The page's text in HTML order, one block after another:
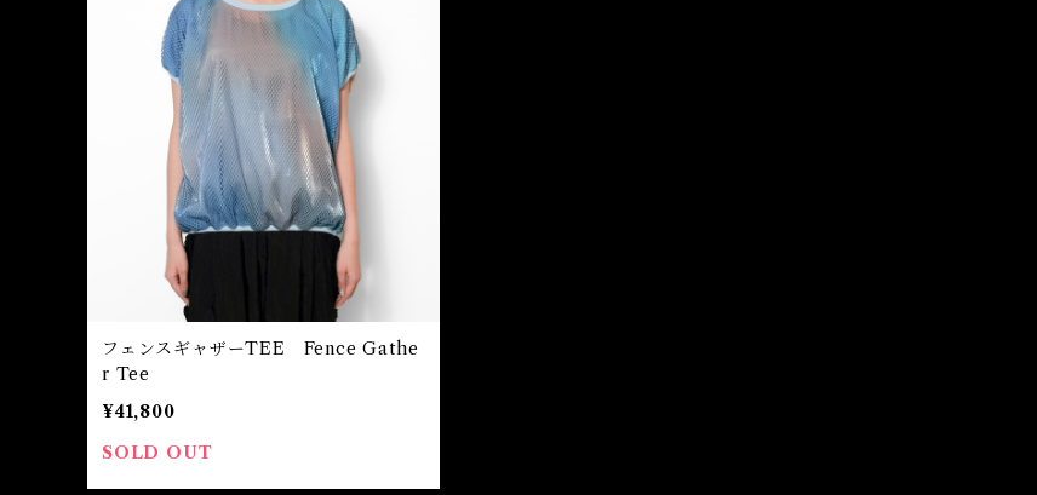
フェンスギャザーTEE Fence Gathe
r Tee
¥41,800
SOLD OUT